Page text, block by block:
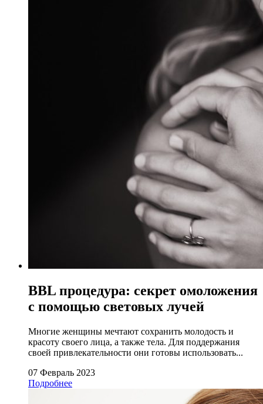
BBL процедура: секрет омоложения
с помощью световых лучей
Многие женщины мечтают сохранить молодость и
красоту своего лица, а также тела. Для поддержания
своей привлекательности они готовы использовать...
07 Февраль 2023
Подробнее